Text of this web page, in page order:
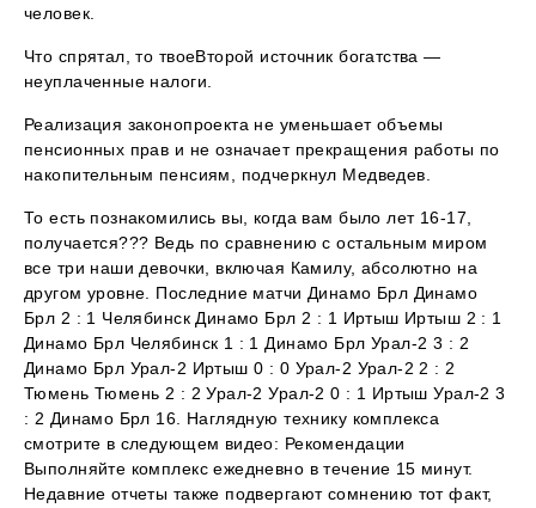
человек.
Что спрятал, то твоеВторой источник богатства —
неуплаченные налоги.
Реализация законопроекта не уменьшает объемы
пенсионных прав и не означает прекращения работы по
накопительным пенсиям, подчеркнул Медведев.
То есть познакомились вы, когда вам было лет 16-17,
получается??? Ведь по сравнению с остальным миром
все три наши девочки, включая Камилу, абсолютно на
другом уровне. Последние матчи Динамо Брл Динамо
Брл 2 : 1 Челябинск Динамо Брл 2 : 1 Иртыш Иртыш 2 : 1
Динамо Брл Челябинск 1 : 1 Динамо Брл Урал-2 3 : 2
Динамо Брл Урал-2 Иртыш 0 : 0 Урал-2 Урал-2 2 : 2
Тюмень Тюмень 2 : 2 Урал-2 Урал-2 0 : 1 Иртыш Урал-2 3
: 2 Динамо Брл 16. Наглядную технику комплекса
смотрите в следующем видео: Рекомендации
Выполняйте комплекс ежедневно в течение 15 минут.
Недавние отчеты также подвергают сомнению тот факт,